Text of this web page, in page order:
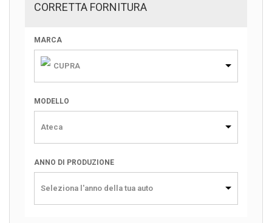
CORRETTA FORNITURA
MARCA
CUPRA
MODELLO
Ateca
ANNO DI PRODUZIONE
Seleziona l'anno della tua auto